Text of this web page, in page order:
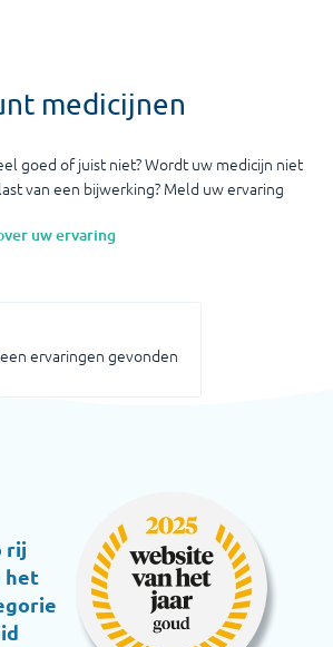
medicijnen
goed of juist niet? Wordt uw medicijn niet
van een bijwerking? Meld uw ervaring
uw ervaring
ervaringen gevonden
rij
het